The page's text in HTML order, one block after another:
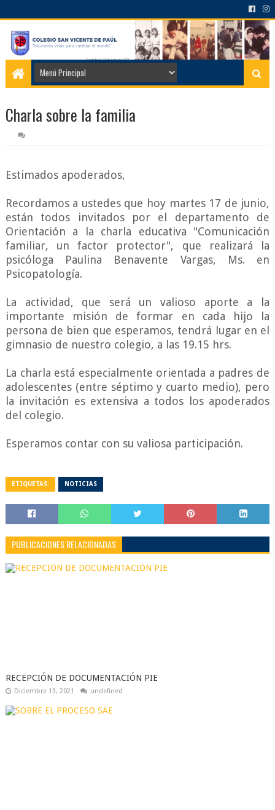
Charla sobre la familia
Estimados apoderados,
Recordamos a ustedes que hoy martes 17 de junio,
están todos invitados por el departamento de
Orientación a la charla educativa "Comunicación
familiar, un factor protector", que realizará la
psicóloga Paulina Benavente Vargas, Ms. en
Psicopatología.
La actividad, que será un valioso aporte a la
importante misión de formar en cada hijo la
persona de bien que esperamos, tendrá lugar en el
gimnasio de nuestro colegio, a las 19.15 hrs.
La charla está especialmente orientada a padres de
adolescentes (entre séptimo y cuarto medio), pero
la invitación es extensiva a todos los apoderados
del colegio.
Esperamos contar con su valiosa participación.
ETIQUETAS: NOTICIAS
PUBLICACIONES RELACIONADAS
RECEPCIÓN DE DOCUMENTACIÓN PIE
Diciembre 13, 2021 undefined